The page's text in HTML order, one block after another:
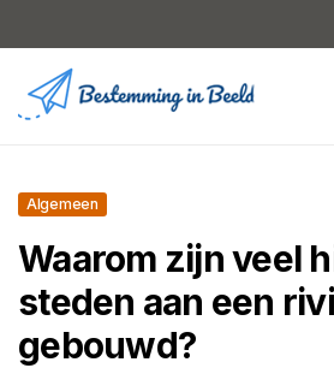
Algemeen
Waarom zijn veel
steden aan een
gebouwd?